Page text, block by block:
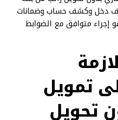
دخل وكشف حساب وضمانات
إجراء متوافق مع الضوابط
تمويل
تحويل